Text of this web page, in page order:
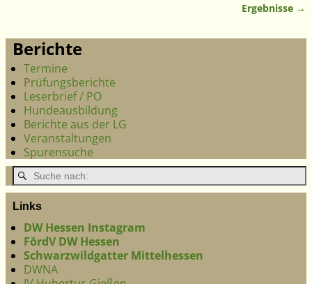
Ergebnisse →
Berichte
Termine
Prüfungsberichte
Leserbrief / PO
Hundeausbildung
Berichte aus der LG
Veranstaltungen
Spurensuche
Links
DW Hessen Instagram
FördV DW Hessen
Schwarzwildgatter Mittelhessen
DWNA